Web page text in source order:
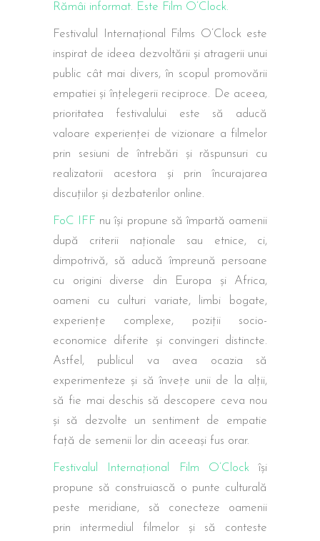
Rămâi informat. Este Film O’Clock.
Festivalul Internațional Films O’Clock este
inspirat de ideea dezvoltării și atragerii unui
public cât mai divers, în scopul promovării
empatiei și înțelegerii reciproce. De aceea,
prioritatea festivalului este să aducă
valoare experienței de vizionare a filmelor
prin sesiuni de întrebări și răspunsuri cu
realizatorii acestora și prin încurajarea
discuțiilor și dezbaterilor online.
FoC IFF nu își propune să împartă oamenii
după criterii naționale sau etnice, ci,
dimpotrivă, să aducă împreună persoane
cu origini diverse din Europa și Africa,
oameni cu culturi variate, limbi bogate,
experiențe complexe, poziții socio-
economice diferite și convingeri distincte.
Astfel, publicul va avea ocazia să
experimenteze și să învețe unii de la alții,
să fie mai deschis să descopere ceva nou
și să dezvolte un sentiment de empatie
față de semenii lor din aceeași fus orar.
Festivalul Internațional Film O’Clockîși
propune să construiască o punte culturală
peste meridiane, să conecteze oamenii
prin intermediul filmelor și să conteste